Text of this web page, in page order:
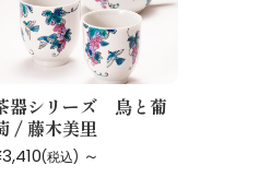
器シリーズ 鳥と葡
/ 藤木美里
(税込) ～